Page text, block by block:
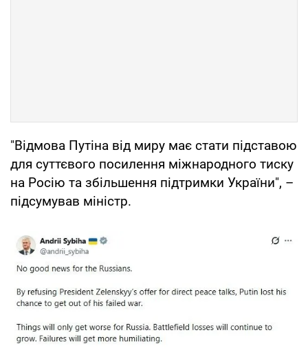
"Відмова Путіна від миру має стати підставою
для суттєвого посилення міжнародного тиску
на Росію та збільшення підтримки України", –
підсумував міністр.